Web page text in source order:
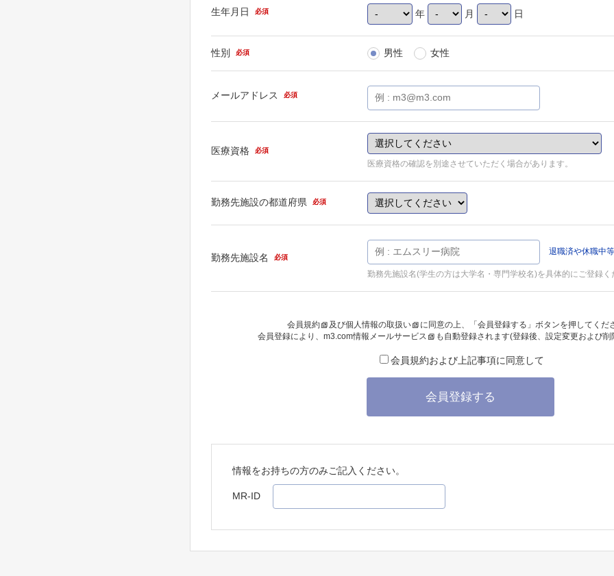
生年月日 必須 年 月 日
性別 必須 男性 女性
メールアドレス 必須
医療資格 必須
医療資格の確認を別途させていただく場合があります。
勤務先施設の都道府県 必須
勤務先施設名 必須
退職済や休職中
勤務先施設名(学生の方は大学名・専門学校名)を具体的にご登録く
会員規約 及び個人情報の取扱い
に同意の上、「会員登録する」ボタンを押してくだ
会員登録により、 m3.com情報メールサービス も自動登録されます(登録後、設定変更および
会員規約および上記事項に同意して
会員登録する
情報をお持ちの方のみご記入ください。
MR-ID